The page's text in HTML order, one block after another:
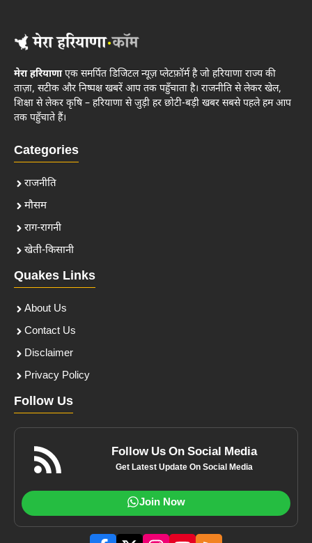
मेरा हरियाणाएक समर्पित डिजिटल न्यूज़ प्लेटफ़ॉर्म है जो हरियाणा राज्य की
ताज़ा, सटीक और निष्पक्ष खबरें आप तक पहुँचाता है। राजनीति से लेकर खेल,
शिक्षा से लेकर कृषि – हरियाणा से जुड़ी हर छोटी-बड़ी खबर सबसे पहले हम आप
तक पहुँचाते हैं।
Categories
राजनीति
मौसम
राग-रागनी
खेती-किसानी
Quakes Links
About Us
Contact Us
Disclaimer
Privacy Policy
Follow Us
Follow Us On Social Media
Get Latest Update On Social Media
Join Now